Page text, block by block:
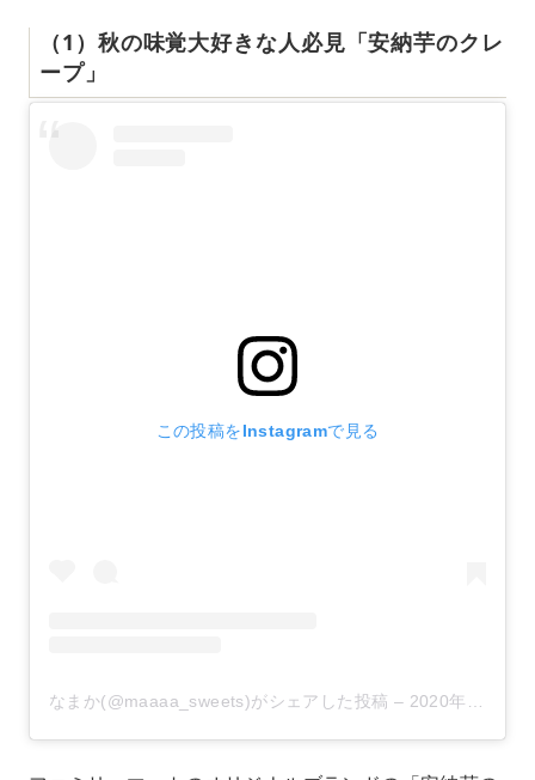
（1）秋の味覚大好きな人必見「安納芋のクレ
ープ」
この投稿をInstagramで見る
なまか(@maaaa_sweets)がシェアした投稿 – 2020年 8月月23日午前12時57分PDT